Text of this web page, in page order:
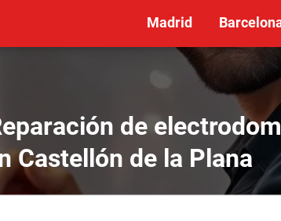
Madrid
de
Castellón de la Plana